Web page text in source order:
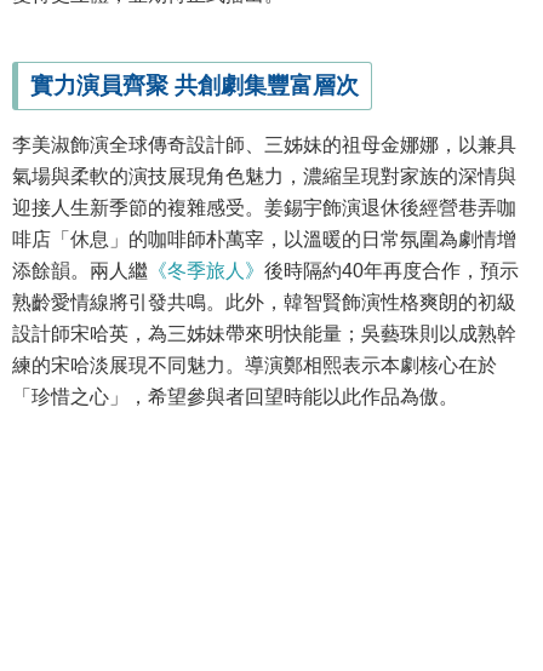
實力演員齊聚 共創劇集豐富層次
李美淑飾演全球傳奇設計師、三姊妹的祖母金娜娜，以兼具
氣場與柔軟的演技展現角色魅力，濃縮呈現對家族的深情與
迎接人生新季節的複雜感受。姜錫宇飾演退休後經營巷弄咖
啡店「休息」的咖啡師朴萬宰，以溫暖的日常氛圍為劇情增
添餘韻。兩人繼 《冬季旅人》 後時隔約40年再度合作，預示
熟齡愛情線將引發共鳴。此外，韓智賢飾演性格爽朗的初級
設計師宋哈英，為三姊妹帶來明快能量；吳藝珠則以成熟幹
練的宋哈淡展現不同魅力。導演鄭相熙表示本劇核心在於
「珍惜之心」，希望參與者回望時能以此作品為傲。